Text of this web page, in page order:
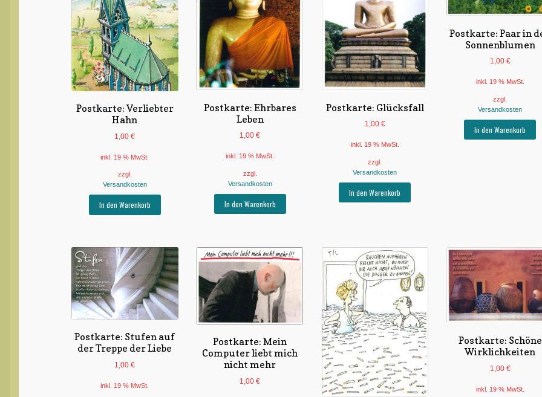
Postkarte: Verliebter
Hahn
1,00€
inkl. 19 % MwSt.
zzgl.
Versandkosten
In den Warenkorb
Postkarte: Ehrbares
Leben
1,00€
inkl. 19 % MwSt.
zzgl.
Versandkosten
In den Warenkorb
Postkarte: Glücksfall
1,00 €
inkl. 19 % MwSt.
zzgl.
Versandkosten
In den Warenkorb
Postkarte: Paar in
Sonnenblumen
1,00 €
inkl. 19 % MwSt.
zzgl.
Versandkosten
In den Warenkorb
Postkarte: Stufen auf
der Treppe der Liebe
1,00€
inkl. 19 % MwSt.
Postkarte: Mein
Computer liebt mich
nicht mehr
1,00€
Postkarte: Schöne
Wirklichkeiten
1,00 €
inkl. 19 % MwSt.